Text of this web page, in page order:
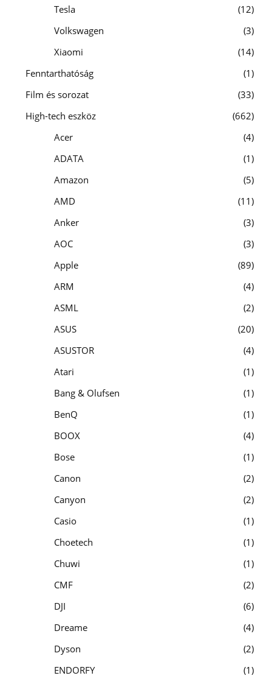
Tesla
12
Volkswagen
3
Xiaomi
14
Fenntarthatóság
1
Film és sorozat
33
High-tech eszköz
662
Acer
4
ADATA
1
Amazon
5
AMD
11
Anker
3
AOC
3
Apple
89
ARM
4
ASML
2
ASUS
20
ASUSTOR
4
Atari
1
Bang & Olufsen
1
BenQ
1
BOOX
4
Bose
1
Canon
2
Canyon
2
Casio
1
Choetech
1
Chuwi
1
CMF
2
DJI
6
Dreame
4
Dyson
2
ENDORFY
1